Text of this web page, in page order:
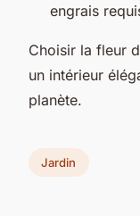
engrais
Choisir la fleur
un intérieur
planète.
Jardin